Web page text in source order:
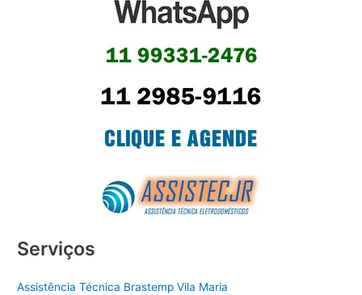
Serviços
Assistência Técnica Brastemp Vila Maria